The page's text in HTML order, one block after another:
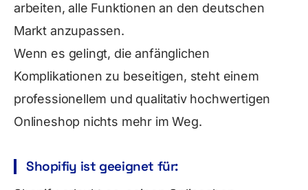
arbeiten, alle Funktionen an den deutschen
Markt anzupassen.
Wenn es gelingt, die anfänglichen
Komplikationen zu beseitigen, steht einem
professionellem und qualitativ hochwertigen
Onlineshop nichts mehr im Weg.
Shopifiy ist geeignet für: